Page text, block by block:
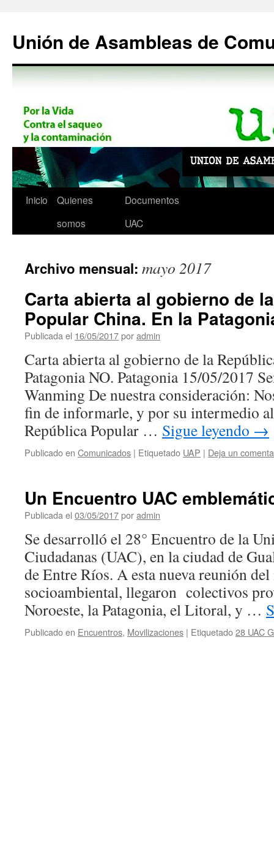
contenido
Unión de Asambleas de
Inicio
Quienes
somos
Documentos
UAC
Archivo mensual: mayo 2017
Carta abierta al gobierno de
Popular China. En la
Publicada el 16/05/2017poradmin
Carta abierta al gobierno de la
Patagonia NO. Patagonia 15/05/2017
Wanming De nuestra consideración:
fin de informarle, y por su intermedio
República Popular … Sigue leyendo →
Publicado en Comunicados | Etiquetado UAP | Deja un
Un Encuentro UAC
Publicada el 03/05/2017poradmin
Se desarrolló el 28° Encuentro de la
Ciudadanas (UAC), en la ciudad de
de Entre Ríos. A esta nueva reunión
socioambiental, llegaron colectivos
Noroeste, la Patagonia, el Litoral, y …
Publicado en Encuentros, Movilizaciones | Etiquetado28 UAC